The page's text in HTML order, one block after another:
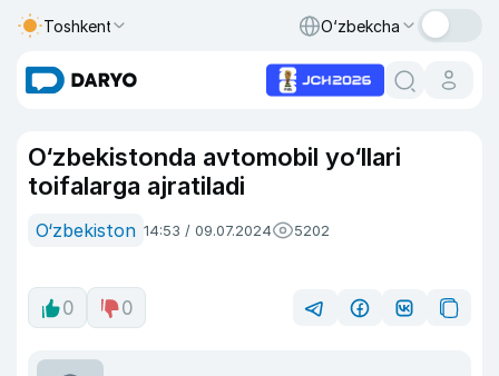
Toshkent O‘zbekcha
O‘zbekistonda avtomobil yo‘llari
toifalarga ajratiladi
O‘zbekiston 14:53 / 09.07.2024 5202
0 0